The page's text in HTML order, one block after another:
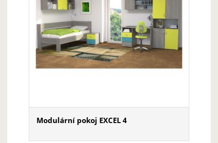
Modulární pokoj EXCEL 4